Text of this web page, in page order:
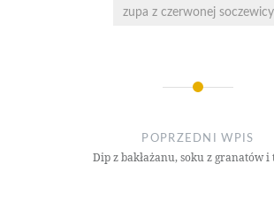
zupa z czerwonej soczewicy
POPRZEDNI WPIS
Dip z bakłażanu, soku z granatów